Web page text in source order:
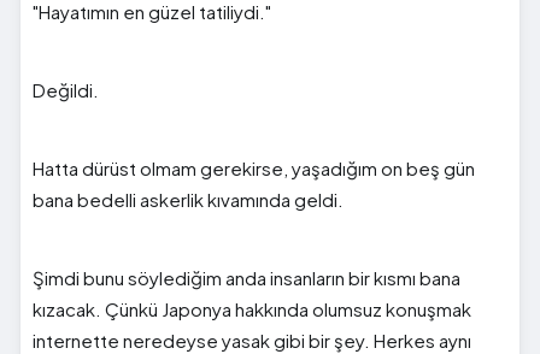
"Hayatımın en güzel tatiliydi."
Değildi.
Hatta dürüst olmam gerekirse, yaşadığım on beş gün
bana bedelli askerlik kıvamında geldi.
Şimdi bunu söylediğim anda insanların bir kısmı bana
kızacak. Çünkü Japonya hakkında olumsuz konuşmak
internette neredeyse yasak gibi bir şey. Herkes aynı